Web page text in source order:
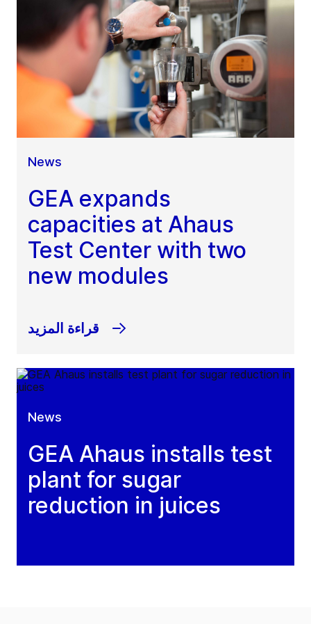
News
GEA expands
capacities at Ahaus
Test Center with two
new modules
قراءة المزيد
News
GEA Ahaus installs test
plant for sugar
reduction in juices